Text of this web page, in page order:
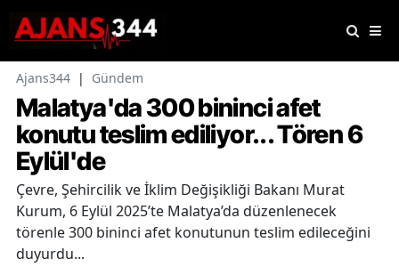
Ajans344 | Gündem
Malatya'da 300 bininci afet
konutu teslim ediliyor... Tören 6
Eylül'de
Çevre, Şehircilik ve İklim Değişikliği Bakanı Murat
Kurum, 6 Eylül 2025’te Malatya’da düzenlenecek
törenle 300 bininci afet konutunun teslim edileceğini
duyurdu...